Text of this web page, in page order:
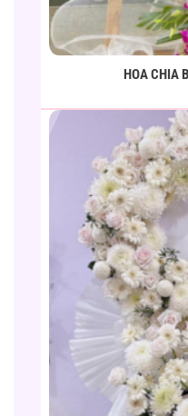
HOA CHIA